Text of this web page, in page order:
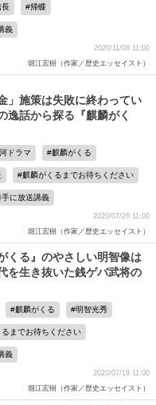
長 帰蝶
義
2020/11/08 11:00
堀江宏樹（作家／歴史エッセイスト）
」施策は失敗に終わってい
逸話から探る『麒麟がく
ドラマ 麒麟がくる
麒麟がくるまでお待ちください
に放送講義
2020/07/26 11:00
堀江宏樹（作家／歴史エッセイスト）
くる』のやさしい明智像は
生き抜いた銭ゲバ武将の
麒麟がくる 明智光秀
るまでお待ちください
義
2020/07/19 11:00
堀江宏樹（作家／歴史エッセイスト）